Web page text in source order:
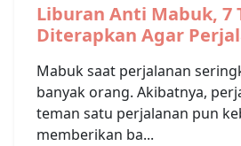
Liburan Anti Mabuk, 7
Diterapkan Agar
Mabuk saat perjalanan
banyak orang. Akibatnya,
teman satu perjalanan pun
memberikan ba...